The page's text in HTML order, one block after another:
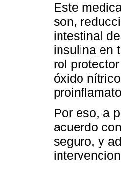
Este
son,
intestinal
insulina en
rol
óxido
Por eso, a
acuerdo
seguro, y